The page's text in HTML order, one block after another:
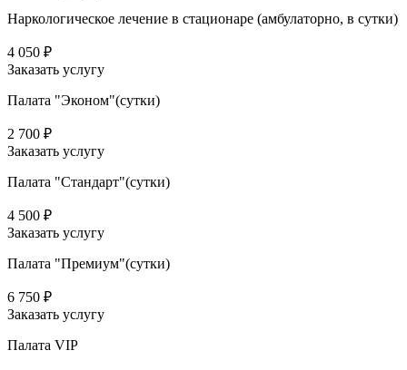
Наркологическое лечение в стационаре (амбулаторно, в сутки)
4 050 ₽
Заказать услугу
Палата "Эконом"(сутки)
2 700 ₽
Заказать услугу
Палата "Стандарт"(сутки)
4 500 ₽
Заказать услугу
Палата "Премиум"(сутки)
6 750 ₽
Заказать услугу
Палата VIP